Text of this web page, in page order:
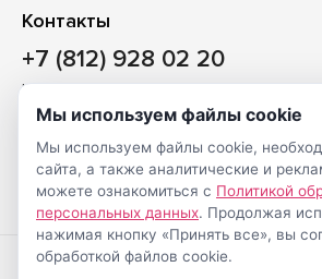
Контакты
+7 (812) 928 02 20
Наш магазин
Санкт-Петербург, ул. Ворошилова, д. 2,
«Сигнал»), 3 этаж, пом. 2
На карте
Мы используем файлы cookie
Мы используем файлы cookie,
сайта, а также аналитические и
можете ознакомиться с Политикой
персональных данных. Продолжая
нажимая кнопку «Принять все», вы
обработкой файлов cookie.